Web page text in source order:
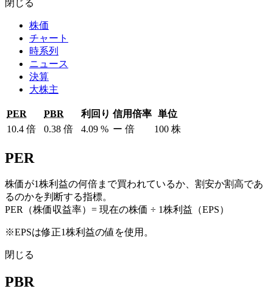
閉じる
株価
チャート
時系列
ニュース
決算
大株主
PER PBR 利回り 信用倍率 単位
10.4 倍 0.38 倍 4.09 % ー 倍 100 株
PER
株価が1株利益の何倍まで買われているか、割安か割高であ
るのかを判断する指標。
PER（株価収益率）= 現在の株価 ÷ 1株利益（EPS）
※EPSは修正1株利益の値を使用。
閉じる
PBR